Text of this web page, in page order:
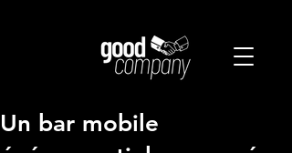
Un bar mobile